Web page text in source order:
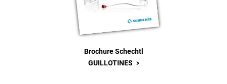
Brochure Schechtl
GUILLOTINES >